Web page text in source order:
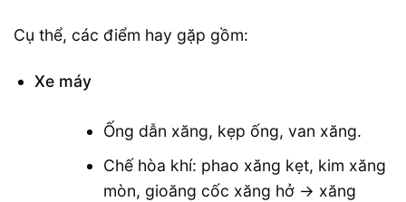
Cụ thể, các điểm hay gặp gồm:
Xe máy
Ống dẫn xăng, kẹp ống, van xăng.
Chế hòa khí: phao xăng kẹt, kim xăng
mòn, gioăng cốc xăng hở → xăng